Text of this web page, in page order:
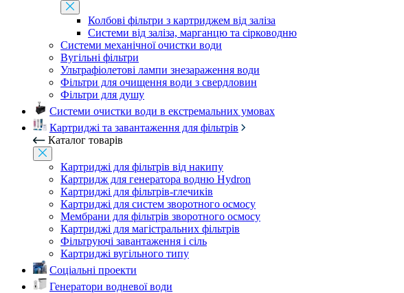
Колбові фільтри з картриджем від заліза
Системи від заліза, марганцю та сірководню
Системи механічної очистки води
Вугільні фільтри
Ультрафіолетові лампи знезараження води
Фільтри для очищення води з свердловин
Фільтри для душу
Системи очистки води в екстремальних умовах
Картриджі та завантаження для фільтрів
Каталог товарів
Картриджі для фільтрів від накипу
Картридж для генератора водню Hydron
Картриджі для фільтрів-глечиків
Картриджі для систем зворотного осмосу
Мембрани для фільтрів зворотного осмосу
Картриджі для магістральних фільтрів
Фільтруючі завантаження і сіль
Картриджі вугільного типу
Соціальні проекти
Генератори водневої води